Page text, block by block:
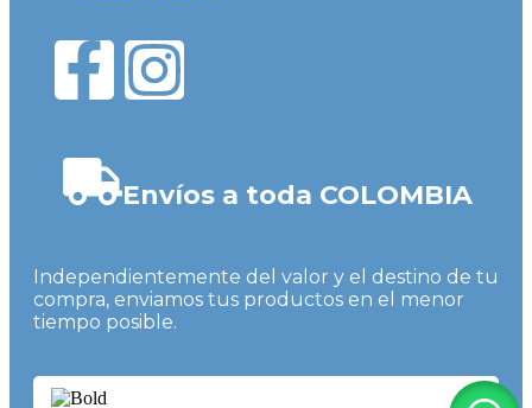
Envíos a toda COLOMBIA
Independientemente del valor y el destino de tu
compra, enviamos tus productos en el menor
tiempo posible.